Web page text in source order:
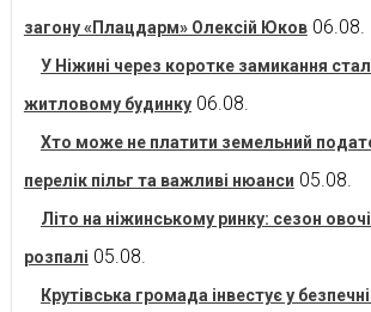
загону «Плацдарм» Олексій Юков 06.08.
У Ніжині через коротке замикання
житловому будинку 06.08.
Хто може не платити земельний
перелік пільг та важливі нюанси 05.08.
Літо на ніжинському ринку: сезон
розпалі 05.08.
Крутівська громада інвестує у